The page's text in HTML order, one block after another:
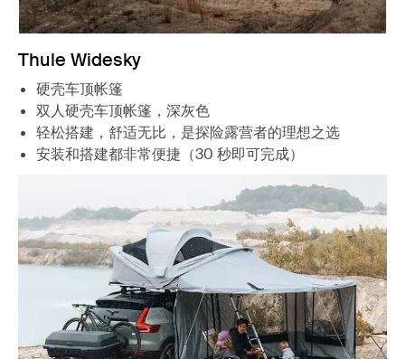
Thule Widesky
硬壳车顶帐篷
双人硬壳车顶帐篷，深灰色
轻松搭建，舒适无比，是探险露营者的理想之选
安装和搭建都非常便捷（30 秒即可完成）